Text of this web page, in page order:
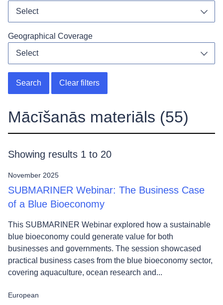
Select
Geographical Coverage
Select
Search Clear filters
Mācīšanās materiāls (55)
Showing results 1 to 20
November 2025
SUBMARINER Webinar: The Business Case
of a Blue Bioeconomy
This SUBMARINER Webinar explored how a sustainable
blue bioeconomy could generate value for both
businesses and governments. The session showcased
practical business cases from the blue bioeconomy sector,
covering aquaculture, ocean research and...
European